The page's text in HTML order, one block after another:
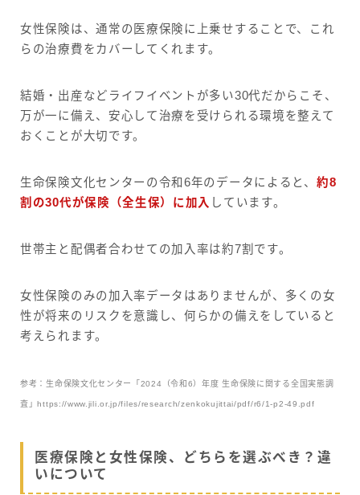
女性保険は、通常の医療保険に上乗せすることで、これ
らの治療費をカバーしてくれます。
結婚・出産などライフイベントが多い30代だからこそ、
万が一に備え、安心して治療を受けられる環境を整えて
おくことが大切です。
生命保険文化センターの令和6年のデータによると、 約8
割の30代が保険（全生保）に加入 しています。
世帯主と配偶者合わせての加入率は約7割です。
女性保険のみの加入率データはありませんが、多くの女
性が将来のリスクを意識し、何らかの備えをしていると
考えられます。
参考：生命保険文化センター「2024（令和6）年度 生命保険に関する全国実態調
査」https://www.jili.or.jp/files/research/zenkokujittai/pdf/r6/1-p2-49.pdf
医療保険と女性保険、どちらを選ぶべき？違
いについて